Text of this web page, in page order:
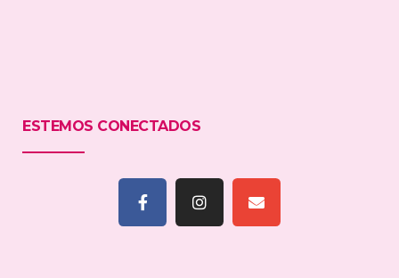
ESTEMOS CONECTADOS